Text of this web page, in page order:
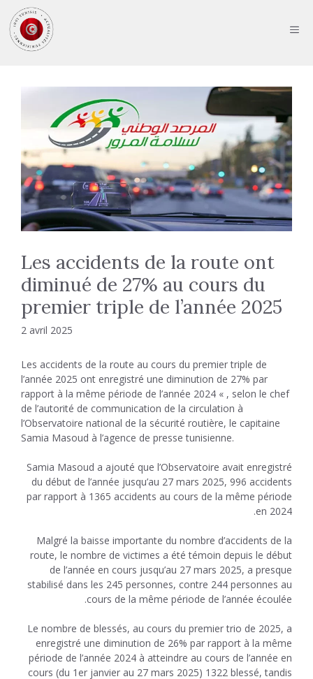
au
contenu
Les accidents de la route ont
diminué de 27% au cours du
premier triple de l’année 2025
2 avril 2025
Les accidents de la route au cours du premier triple de
l’année 2025 ont enregistré une diminution de 27% par
rapport à la même période de l’année 2024 « , selon le chef
de l’autorité de communication de la circulation à
l’Observatoire national de la sécurité routière, le capitaine
Samia Masoud à l’agence de presse tunisienne.
Samia Masoud a ajouté que l’Observatoire avait enregistré
du début de l’année jusqu’au 27 mars 2025, 996 accidents
par rapport à 1365 accidents au cours de la même période
en 2024.
Malgré la baisse importante du nombre d’accidents de la
route, le nombre de victimes a été témoin depuis le début
de l’année en cours jusqu’au 27 mars 2025, a presque
stabilisé dans les 245 personnes, contre 244 personnes au
cours de la même période de l’année écoulée.
Le nombre de blessés, au cours du premier trio de 2025, a
enregistré une diminution de 26% par rapport à la même
période de l’année 2024 à atteindre au cours de l’année en
cours (du 1er janvier au 27 mars 2025) 1322 blessé, tandis